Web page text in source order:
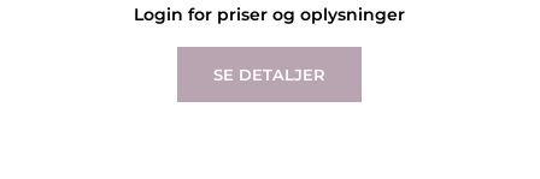
Login for priser og oplysninger
SE DETALJER